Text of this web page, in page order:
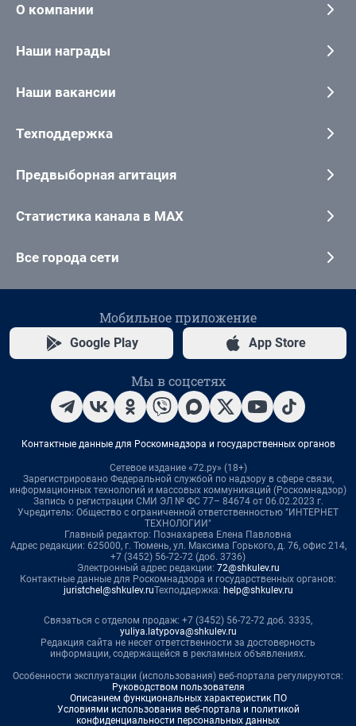
О компании
Наши награды
Наши вакансии
Техподдержка
Предвыборная агитация
Статистика канала в MAX
Все города сети
Мобильное приложение
Google Play App Store
Мы в соцсетях
Контактные данные для Роскомнадзора и государственных органов
Сетевое издание «72.ру» (18+)
Зарегистрировано Федеральной службой по надзору в сфере связи,
информационных технологий и массовых коммуникаций (Роскомнадзор)
Запись о регистрации СМИ ЭЛ № ФС 77– 84674 от 06.02.2023 г.
Учредитель: Общество с ограниченной ответственностью "ИНТЕРНЕТ
ТЕХНОЛОГИИ"
Главный редактор: Познахарева Елена Павловна
Адрес редакции: 625000, г. Тюмень, ул. Максима Горького, д. 76, офис 214,
+7 (3452) 56-72-72 (доб. 3736)
Электронный адрес редакции: 72@shkulev.ru
Контактные данные для Роскомнадзора и государственных органов:
juristchel@shkulev.ruТехподдержка: help@shkulev.ru
Связаться с отделом продаж: +7 (3452) 56-72-72 доб. 3335,
yuliya.latypova@shkulev.ru
Редакция сайта не несет ответственности за достоверность
информации, содержащейся в рекламных объявлениях.
Особенности эксплуатации (использования) веб-портала регулируются:
Руководством пользователя
Описанием функциональных характеристик ПО
Условиями использования веб-портала и политикой
конфиденциальности персональных данных